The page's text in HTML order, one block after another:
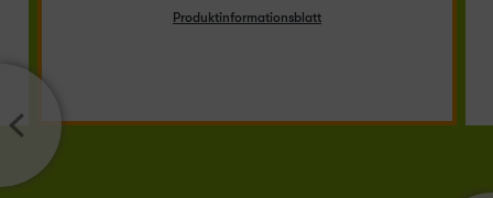
Produktinformationsblatt